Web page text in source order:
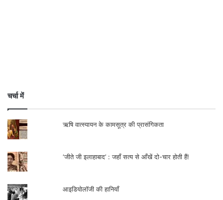
चर्चा में
ऋषि वात्स्यायन के कामसूत्र की प्रासंगिकता
‘जीते जी इलाहाबाद’ : जहाँ सत्य से आँखें दो-चार होती हैं!
आइडियोलॉजी की हानियाँ